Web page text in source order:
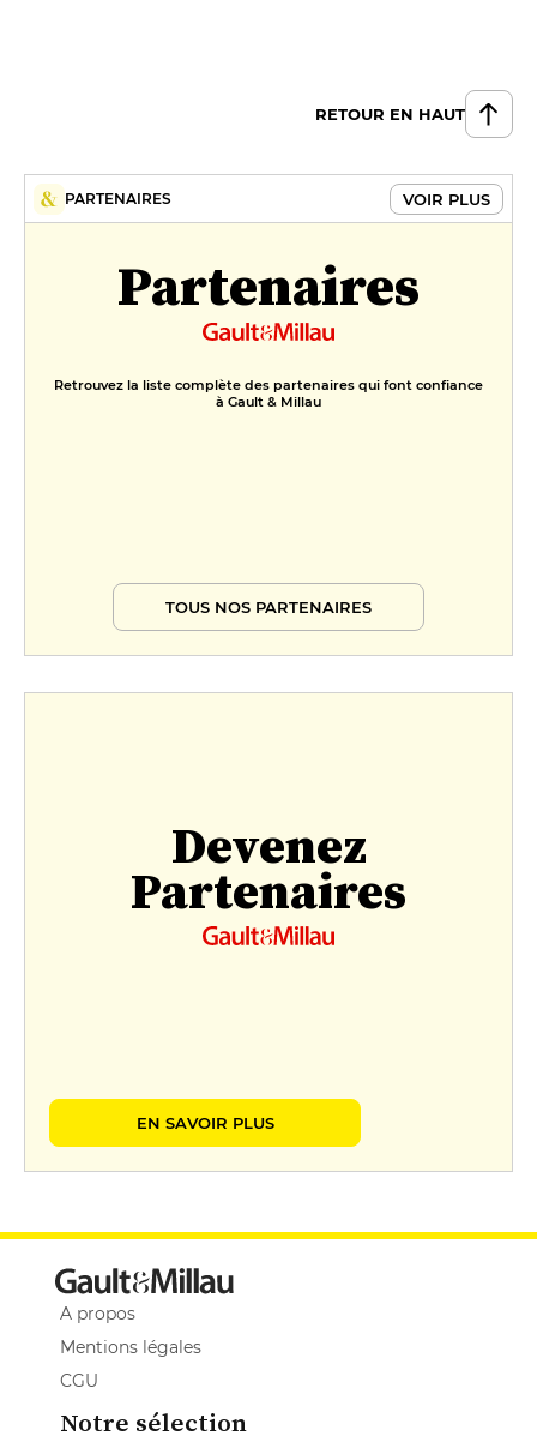
RETOUR EN HAUT
PARTENAIRES VOIR PLUS
Partenaires
Retrouvez la liste complète des partenaires qui font confiance
à Gault & Millau
TOUS NOS PARTENAIRES
Devenez
Partenaires
EN SAVOIR PLUS
A propos
Mentions légales
CGU
Notre sélection